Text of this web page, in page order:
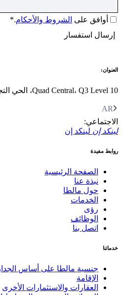
الموافقةأوافق على الشروط والأحكام.*
إرسال استفسار
العنوان:
Quad Central، Q3 Level 10، الحي التجاري المركزي، CBD 1040، مالطا
AR
الاجتماعي:
لينكد إن لينكد إن
روابط مفيدة
الصفحة الرئيسية
نبذة عنا
حول مالطا
الخدمات
رؤى
الوظائف
اتصل بنا
خدماتنا
جنسية مالطا على أساس
الإقامة
العقارات والاستثمارات الأخرى